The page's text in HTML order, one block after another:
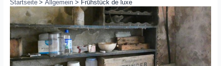
Startseite Allgemein Frühstück de luxe